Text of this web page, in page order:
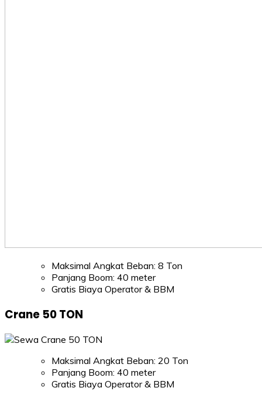
Maksimal Angkat Beban: 8 Ton
Panjang Boom: 40 meter
Gratis Biaya Operator & BBM
Crane 50 TON
Maksimal Angkat Beban: 20 Ton
Panjang Boom: 40 meter
Gratis Biaya Operator & BBM